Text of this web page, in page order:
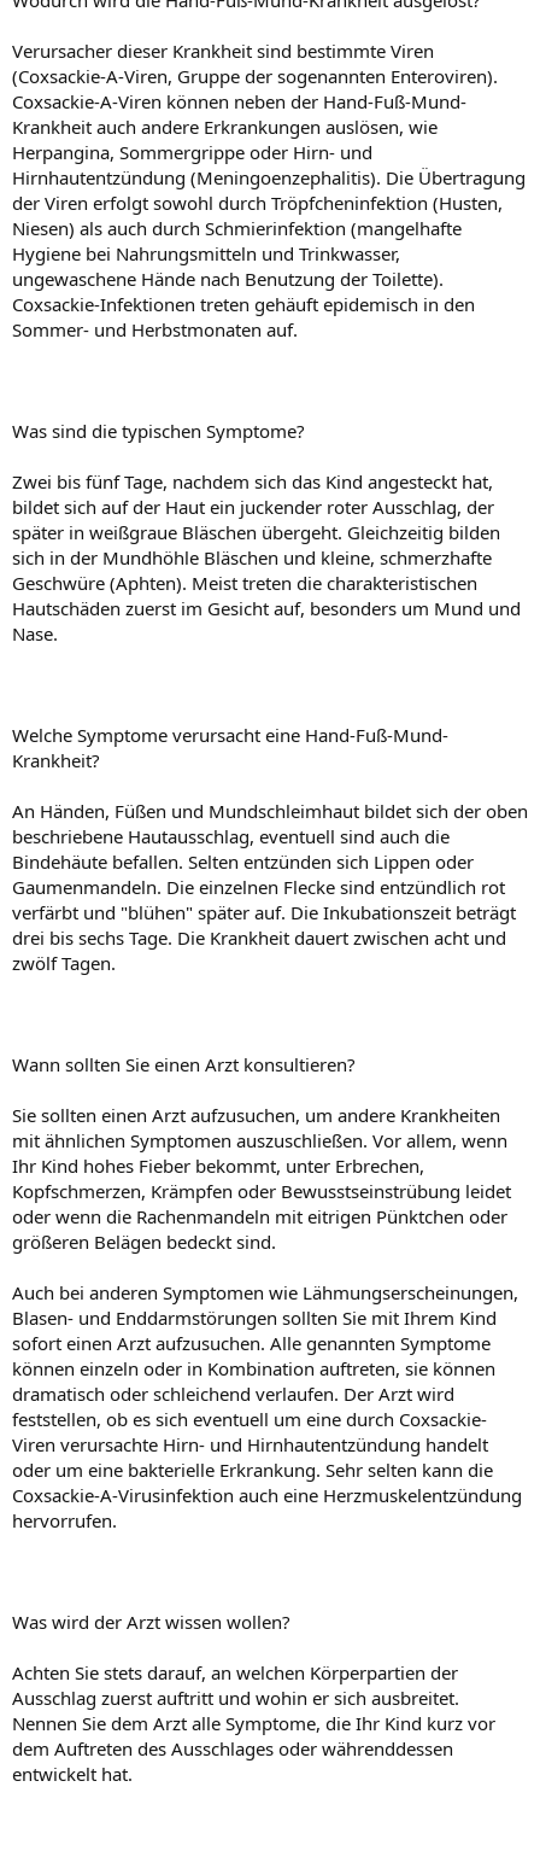
Verursacher dieser Krankheit sind bestimmte Viren
(Coxsackie-A-Viren, Gruppe der sogenannten Enteroviren).
Coxsackie-A-Viren können neben der Hand-Fuß-Mund-
Krankheit auch andere Erkrankungen auslösen, wie
Herpangina, Sommergrippe oder Hirn- und
Hirnhautentzündung (Meningoenzephalitis). Die Übertragung
der Viren erfolgt sowohl durch Tröpfcheninfektion (Husten,
Niesen) als auch durch Schmierinfektion (mangelhafte
Hygiene bei Nahrungsmitteln und Trinkwasser,
ungewaschene Hände nach Benutzung der Toilette).
Coxsackie-Infektionen treten gehäuft epidemisch in den
Sommer- und Herbstmonaten auf.
Was sind die typischen Symptome?
Zwei bis fünf Tage, nachdem sich das Kind angesteckt hat,
bildet sich auf der Haut ein juckender roter Ausschlag, der
später in weißgraue Bläschen übergeht. Gleichzeitig bilden
sich in der Mundhöhle Bläschen und kleine, schmerzhafte
Geschwüre (Aphten). Meist treten die charakteristischen
Hautschäden zuerst im Gesicht auf, besonders um Mund und
Nase.
Welche Symptome verursacht eine Hand-Fuß-Mund-
Krankheit?
An Händen, Füßen und Mundschleimhaut bildet sich der oben
beschriebene Hautausschlag, eventuell sind auch die
Bindehäute befallen. Selten entzünden sich Lippen oder
Gaumenmandeln. Die einzelnen Flecke sind entzündlich rot
verfärbt und "blühen" später auf. Die Inkubationszeit beträgt
drei bis sechs Tage. Die Krankheit dauert zwischen acht und
zwölf Tagen.
Wann sollten Sie einen Arzt konsultieren?
Sie sollten einen Arzt aufzusuchen, um andere Krankheiten
mit ähnlichen Symptomen auszuschließen. Vor allem, wenn
Ihr Kind hohes Fieber bekommt, unter Erbrechen,
Kopfschmerzen, Krämpfen oder Bewusstseinstrübung leidet
oder wenn die Rachenmandeln mit eitrigen Pünktchen oder
größeren Belägen bedeckt sind.
Auch bei anderen Symptomen wie Lähmungserscheinungen,
Blasen- und Enddarmstörungen sollten Sie mit Ihrem Kind
sofort einen Arzt aufzusuchen. Alle genannten Symptome
können einzeln oder in Kombination auftreten, sie können
dramatisch oder schleichend verlaufen. Der Arzt wird
feststellen, ob es sich eventuell um eine durch Coxsackie-
Viren verursachte Hirn- und Hirnhautentzündung handelt
oder um eine bakterielle Erkrankung. Sehr selten kann die
Coxsackie-A-Virusinfektion auch eine Herzmuskelentzündung
hervorrufen.
Was wird der Arzt wissen wollen?
Achten Sie stets darauf, an welchen Körperpartien der
Ausschlag zuerst auftritt und wohin er sich ausbreitet.
Nennen Sie dem Arzt alle Symptome, die Ihr Kind kurz vor
dem Auftreten des Ausschlages oder währenddessen
entwickelt hat.